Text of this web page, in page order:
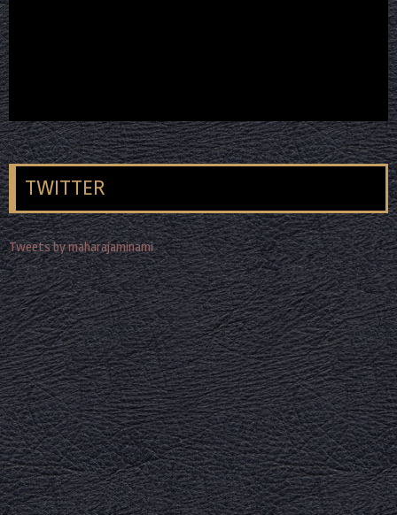
TWITTER
Tweets by maharajaminami